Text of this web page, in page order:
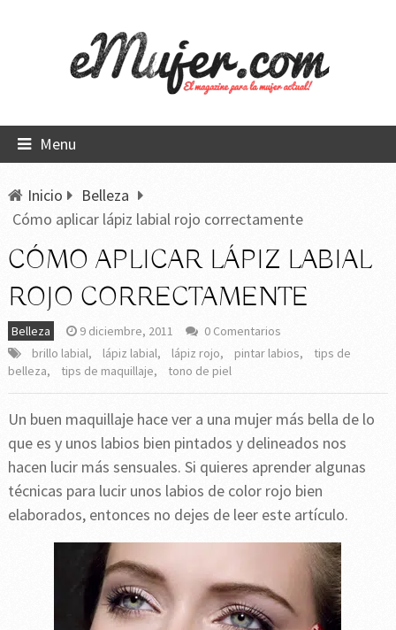
Menu
Inicio
Belleza
Cómo aplicar lápiz labial rojo correctamente
CÓMO APLICAR LÁPIZ LABIAL
ROJO CORRECTAMENTE
Belleza 9 diciembre, 2011
0 Comentarios
brillo labial, lápiz labial, lápiz rojo, pintar labios,
tips de
belleza, tips de maquillaje, tono de piel
Un buen maquillaje hace ver a una mujer más bella de lo
que es y unos labios bien pintados y delineados nos
hacen lucir más sensuales. Si quieres aprender algunas
técnicas para lucir unos labios de color rojo bien
elaborados, entonces no dejes de leer este artículo.